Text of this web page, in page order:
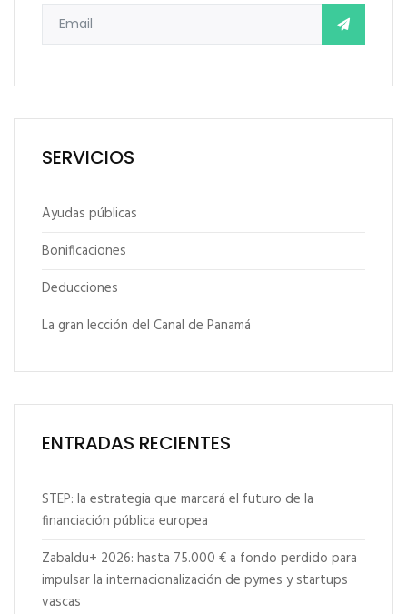
SERVICIOS
Ayudas públicas
Bonificaciones
Deducciones
La gran lección del Canal de Panamá
ENTRADAS RECIENTES
STEP: la estrategia que marcará el futuro de la
financiación pública europea
Zabaldu+ 2026: hasta 75.000 € a fondo perdido para
impulsar la internacionalización de pymes y startups
vascas